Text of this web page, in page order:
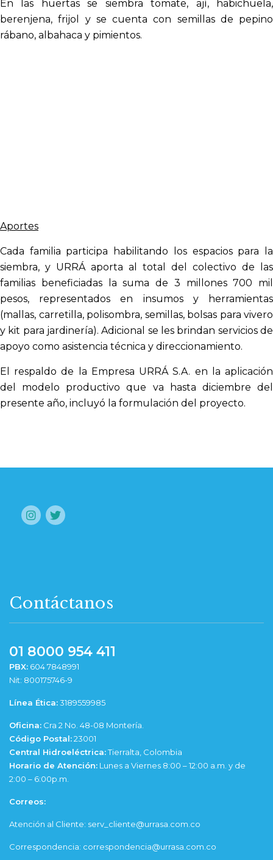
En las huertas se siembra tomate, ají, habichuela,
berenjena, frijol y se cuenta con semillas de pepino
rábano, albahaca y pimientos.
Aportes
Cada familia participa habilitando los espacios para la
siembra, y URRÁ aporta al total del colectivo de las
familias beneficiadas la suma de 3 millones 700 mil
pesos, representados en insumos y herramientas
(mallas, carretilla, polisombra, semillas, bolsas para vivero
y kit para jardinería). Adicional se les brindan servicios de
apoyo como asistencia técnica y direccionamiento.
El respaldo de la Empresa URRÁ S.A. en la aplicación
del modelo productivo que va hasta diciembre del
presente año, incluyó la formulación del proyecto.
Contáctanos
01 8000 954 411
PBX: 604 7848991
Nit: 800175746-9
Línea Ética:3189559985
Oficina: Cra 2 No. 48-08 Montería.
Código Postal:23001
Central Hidroeléctrica:Tierralta, Colombia
Horario de Atención: Lunes a Viernes 8:00 – 12:00 a.m. y de
2:00 – 6:00p.m.
Correos:
Atención al Cliente: serv_cliente@urrasa.com.co
Correspondencia: correspondencia@urrasa.com.co